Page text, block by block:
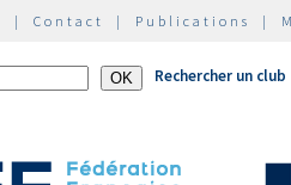
| Contact | Publications |
Rechercher un club